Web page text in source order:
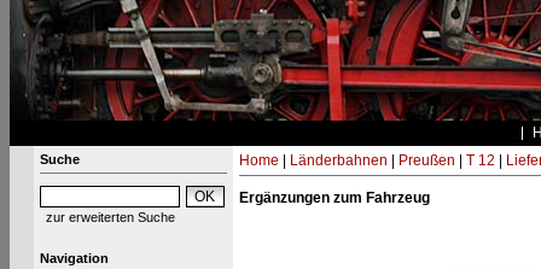
Suche
zur erweiterten Suche
Navigation
Home Länderbahnen Preußen T 12
Ergänzungen zum Fahrzeug